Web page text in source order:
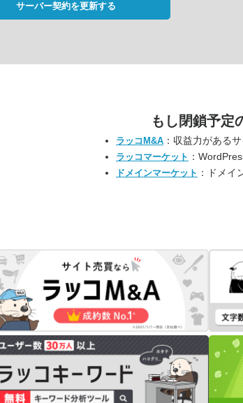
サーバー契約を更新する
もし閉鎖予定
ラッコM&A ：収益力がある
ラッコマーケット ：
ドメインマーケット ：ドメイ